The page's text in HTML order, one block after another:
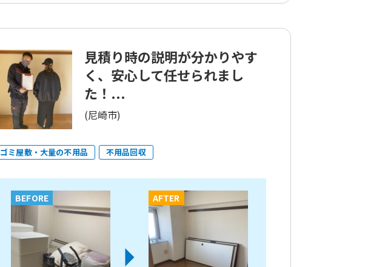
見積り時の説明が分かりやす
く、安心して任せられまし
た！...
(尼崎市)
ゴミ屋敷・大量の不用品 不用品回収
BEFORE AFTER